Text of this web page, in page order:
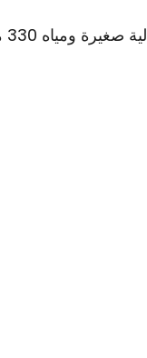
ومياه 330 مل